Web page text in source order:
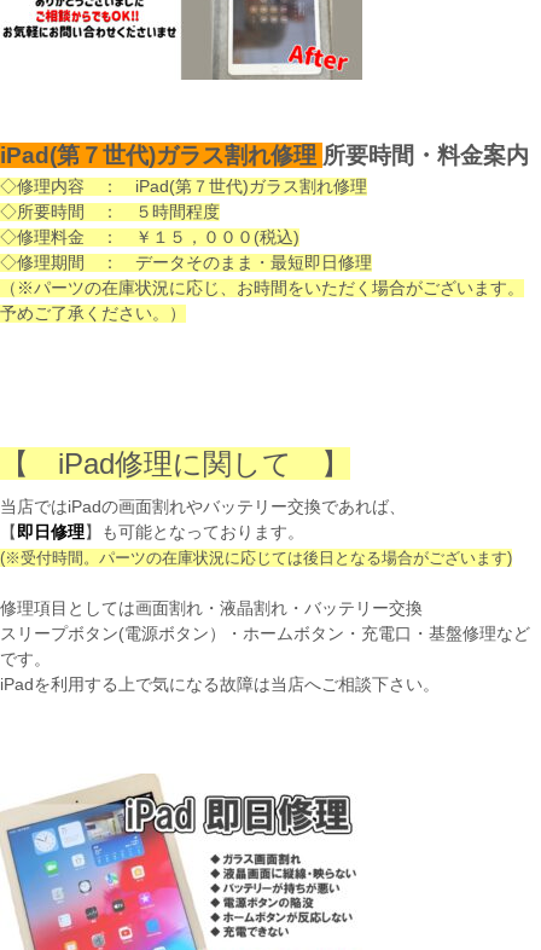
iPad(第７世代)ガラス割れ修理 所要時間・料金案内
◇修理内容 ： iPad(第７世代)ガラス割れ修理
◇所要時間 ： ５時間程度
◇修理料金 ： ￥１５，００ ０(税込)
◇修理期間 ： データそのまま・最短即日修理
（※パーツの在庫状況に応じ、お時間をいただく場合がございます。
予めご了承ください。）
【 iPad修理に関して 】
当店ではiPadの画面割れやバッテリー交換であれば、
【即日修理】も可能となっております。
(※受付時間。パーツの在庫状況に応じては後日となる場合がございます)
修理項目としては画面割れ・液晶割れ・バッテリー交換
スリープボタン(電源ボタン）・ホームボタン・充電口・基盤修理など
です。
iPadを利用する上で気になる故障は当店へご相談下さい。